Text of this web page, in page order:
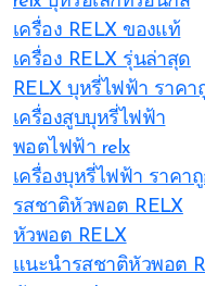
เครื่อง RELX ของแท้
เครื่อง RELX รุ่นล่าสุด
RELX บุหรี่ไฟฟ้า ราคา
เครื่องสูบบุหรี่ไฟฟ้า
พอตไฟฟ้า relx
เครื่องบุหรี่ไฟฟ้า ราคา
รสชาติหัวพอต RELX
หัวพอต RELX
แนะนำรสชาติหัวพอต